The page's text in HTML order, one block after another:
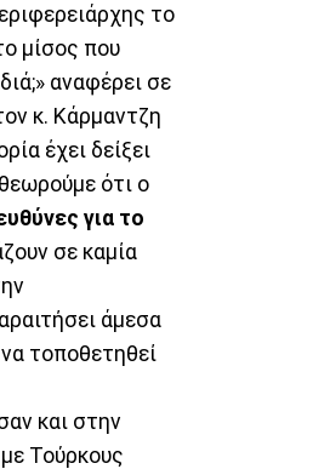
το
μίσος που
αναφέρει σε
κ. Κάρμαντζη
έχει δείξει
ότι ο
για το
σε καμία
άμεσα
τοποθετηθεί
και στην
Τούρκους